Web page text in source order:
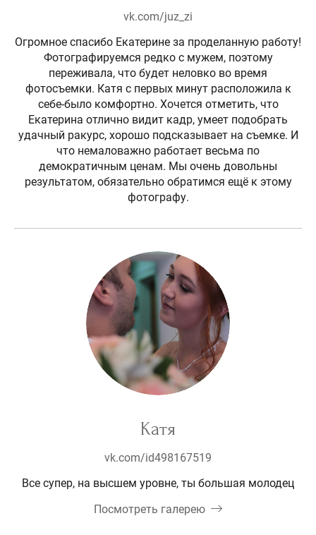
vk.com/juz_zi
Огромное спасибо Екатерине за проделанную работу!
Фотографируемся редко с мужем, поэтому
переживала, что будет неловко во время
фотосъемки. Катя с первых минут расположила к
себе-было комфортно. Хочется отметить, что
Екатерина отлично видит кадр, умеет подобрать
удачный ракурс, хорошо подсказывает на съемке. И
что немаловажно работает весьма по
демократичным ценам. Мы очень довольны
результатом, обязательно обратимся ещё к этому
фотографу.
Катя
vk.com/id498167519
Все супер, на высшем уровне, ты большая молодец
Посмотреть галерею